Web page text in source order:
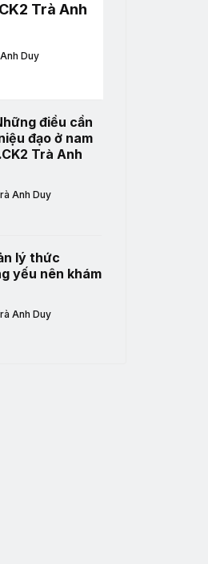
Trà Anh
Duy
điều cần
đạo ở nam
Trà Anh
Anh Duy
lý thức
yếu nên khám
Anh Duy